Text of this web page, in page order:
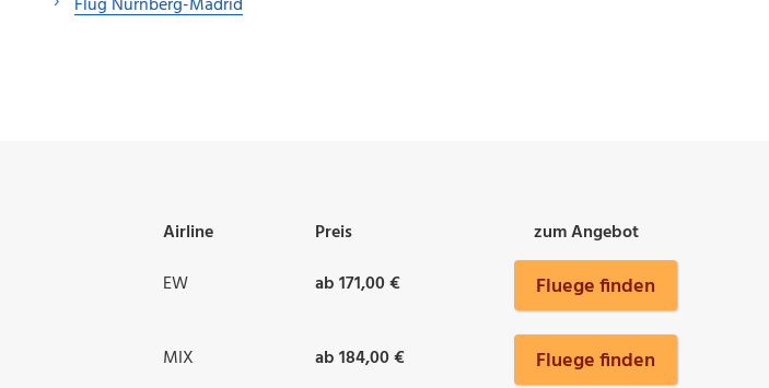
Airline Preis
zum Angebot
EW ab 171,00 € Fluege finden
MIX ab 184,00 € Fluege finden